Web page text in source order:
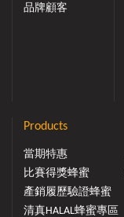
品牌顧客
Products
當期特惠
比賽得獎蜂蜜
產銷履歷驗證蜂蜜
清真HALAL蜂蜜專區